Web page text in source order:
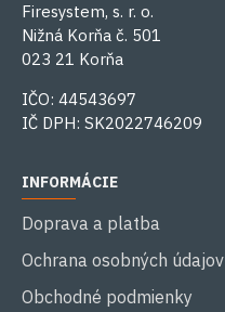
Firesystem, s. r. o.
Nižná Korňa č. 501
023 21 Korňa
IČO: 44543697
IČ DPH: SK2022746209
INFORMÁCIE
Doprava a platba
Ochrana osobných údajov
Obchodné podmienky